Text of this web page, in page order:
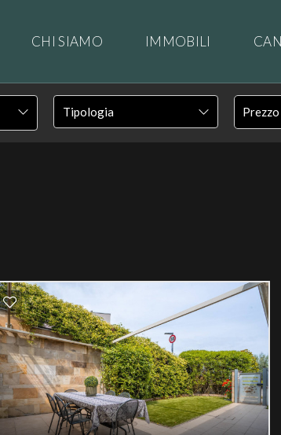
CHI SIAMO IMMOBILI
CONTATTI